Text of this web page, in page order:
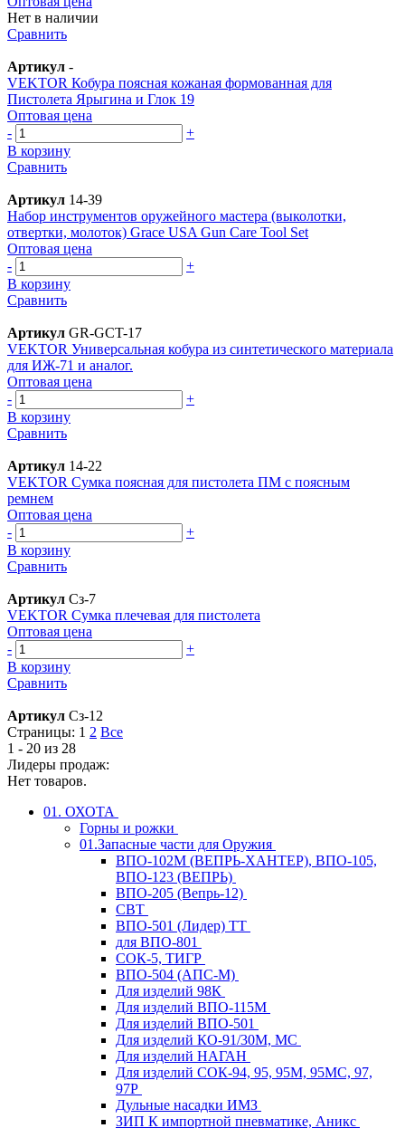
Нет в наличии
Сравнить
Артикул -
VEKTOR Кобура поясная кожаная формованная для
Пистолета Ярыгина и Глок 19
Оптовая цена
-
+
В корзину
Сравнить
Артикул 14-39
Набор инструментов оружейного мастера (выколотки,
отвертки, молоток) Grace USA Gun Care Tool Set
Оптовая цена
-
+
В корзину
Сравнить
Артикул GR-GCT-17
VEKTOR Универсальная кобура из синтетического материала
для ИЖ-71 и аналог.
Оптовая цена
-
+
В корзину
Сравнить
Артикул 14-22
VEKTOR Сумка поясная для пистолета ПМ с поясным
ремнем
Оптовая цена
-
+
В корзину
Сравнить
Артикул Сз-7
VEKTOR Сумка плечевая для пистолета
Оптовая цена
-
+
В корзину
Сравнить
Артикул Сз-12
Страницы: 1 2 Все
1 - 20 из 28
Лидеры продаж:
Нет товаров.
01. ОХОТА
Горны и рожки
01.Запасные части для Оружия
ВПО-102М (ВЕПРЬ-ХАНТЕР), ВПО-105,
ВПО-123 (ВЕПРЬ)
ВПО-205 (Вепрь-12)
СВТ
ВПО-501 (Лидер) ТТ
для ВПО-801
СОК-5, ТИГР
ВПО-504 (АПС-М)
Для изделий 98К
Для изделий ВПО-115М
Для изделий ВПО-501
Для изделий КО-91/30М, МС
Для изделий НАГАН
Для изделий СОК-94, 95, 95М, 95МС, 97,
97Р
Дульные насадки ИМЗ
ЗИП К импортной пневматике, Аникс